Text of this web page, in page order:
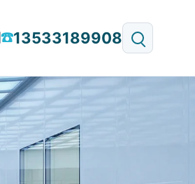
☎13533189908